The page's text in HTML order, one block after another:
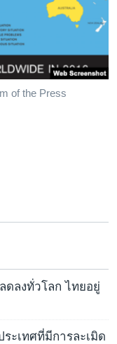
of the Press
ดลงทั่วโลก ไทยอยู่
ะเทศที่มีการละเมิด